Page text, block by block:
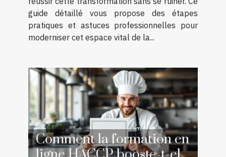
guide détaillé vous propose des étapes
pratiques et astuces professionnelles pour
moderniser cet espace vital de la...
Comment la formation en